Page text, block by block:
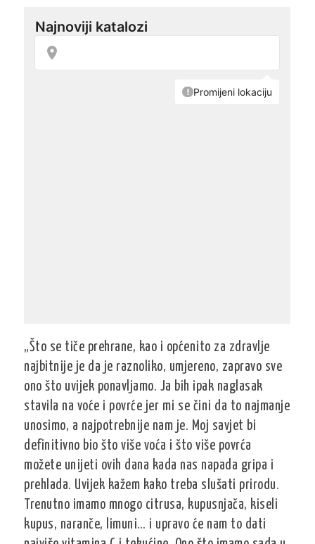
„Što se tiče prehrane, kao i općenito za zdravlje
najbitnije je da je raznoliko, umjereno, zapravo sve
ono što uvijek ponavljamo. Ja bih ipak naglasak
stavila na voće i povrće jer mi se čini da to najmanje
unosimo, a najpotrebnije nam je. Moj savjet bi
definitivno bio što više voća i što više povrća
možete unijeti ovih dana kada nas napada gripa i
prehlada. Uvijek kažem kako treba slušati prirodu.
Trenutno imamo mnogo citrusa, kupusnjača, kiseli
kupus, naranče, limuni… i upravo će nam to dati